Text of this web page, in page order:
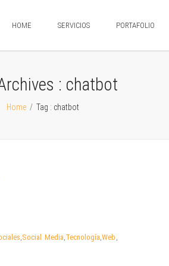
HOME SERVICIOS PORTAFOLIO
: chatbot
Home / Tag : chatbot
,Social Media,Tecnología,Web ,